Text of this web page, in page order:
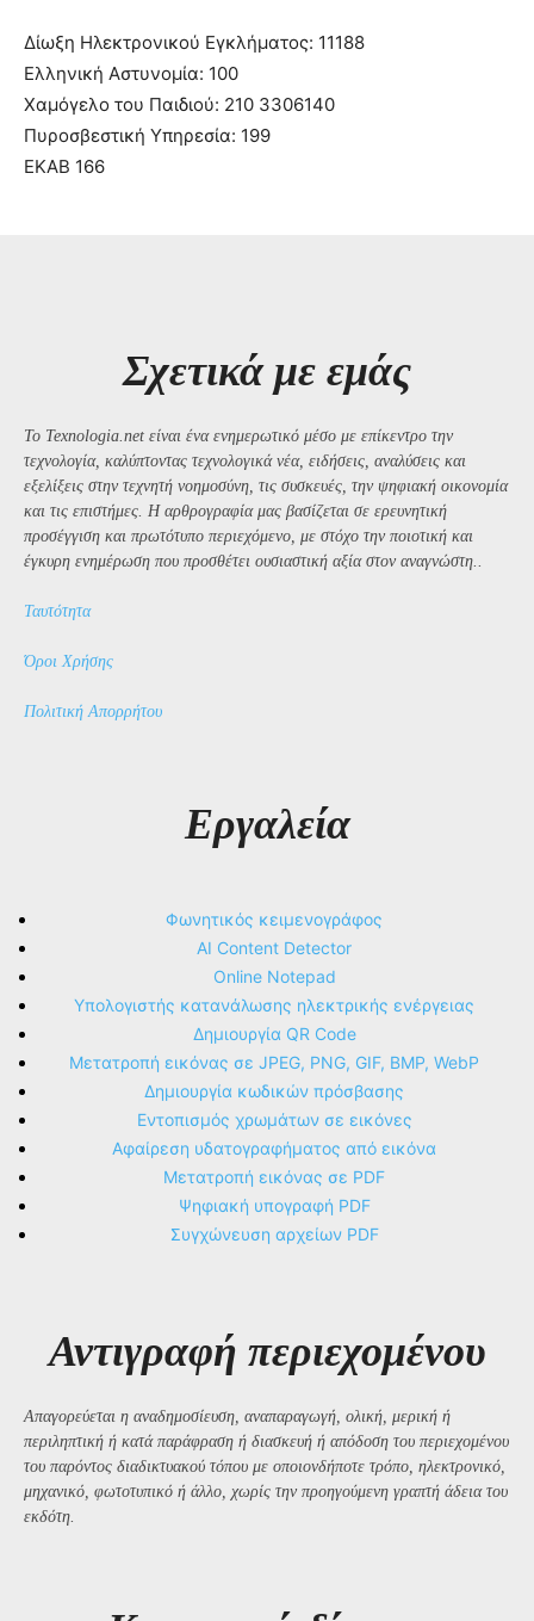
Δίωξη Ηλεκτρονικού Εγκλήματος: 11188
Ελληνική Αστυνομία: 100
Χαμόγελο του Παιδιού: 210 3306140
Πυροσβεστική Υπηρεσία: 199
ΕΚΑΒ 166
Σχετικά με εμάς
Το Texnologia.net είναι ένα ενημερωτικό μέσο με επίκεντρο την
τεχνολογία, καλύπτοντας τεχνολογικά νέα, ειδήσεις, αναλύσεις και
εξελίξεις στην τεχνητή νοημοσύνη, τις συσκευές, την ψηφιακή οικονομία
και τις επιστήμες. Η αρθρογραφία μας βασίζεται σε ερευνητική
προσέγγιση και πρωτότυπο περιεχόμενο, με στόχο την ποιοτική και
έγκυρη ενημέρωση που προσθέτει ουσιαστική αξία στον αναγνώστη..
Ταυτότητα
Όροι Χρήσης
Πολιτική Απορρήτου
Εργαλεία
Φωνητικός κειμενογράφος
AI Content Detector
Online Notepad
Υπολογιστής κατανάλωσης ηλεκτρικής ενέργειας
Δημιουργία QR Code
Μετατροπή εικόνας σε JPEG, PNG, GIF, BMP, WebP
Δημιουργία κωδικών πρόσβασης
Εντοπισμός χρωμάτων σε εικόνες
Αφαίρεση υδατογραφήματος από εικόνα
Μετατροπή εικόνας σε PDF
Ψηφιακή υπογραφή PDF
Συγχώνευση αρχείων PDF
Αντιγραφή περιεχομένου
Απαγορεύεται η αναδημοσίευση, αναπαραγωγή, ολική, μερική ή
περιληπτική ή κατά παράφραση ή διασκευή ή απόδοση του περιεχομένου
του παρόντος διαδικτυακού τόπου με οποιονδήποτε τρόπο, ηλεκτρονικό,
μηχανικό, φωτοτυπικό ή άλλο, χωρίς την προηγούμενη γραπτή άδεια του
εκδότη.